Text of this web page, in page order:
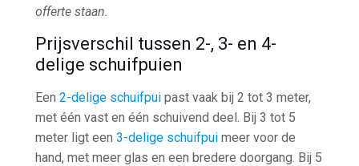
offerte staan.
Prijsverschil tussen 2-, 3- en 4-
delige schuifpuien
Een2-delige schuifpui past vaak bij 2 tot 3 meter,
met één vast en één schuivend deel. Bij 3 tot 5
meter ligt een3-delige schuifpui meer voor de
hand, met meer glas en een bredere doorgang. Bij 5